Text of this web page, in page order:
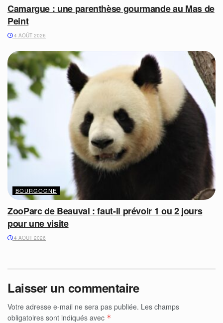
Camargue : une parenthèse gourmande au Mas de
Peint
4 AOÛT 2026
BOURGOGNE
ZooParc de Beauval : faut-il prévoir 1 ou 2 jours
pour une visite
4 AOÛT 2026
Laisser un commentaire
Votre adresse e-mail ne sera pas publiée. Les champs
obligatoires sont indiqués avec *